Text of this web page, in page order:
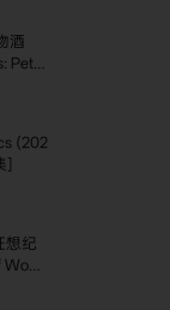
酒
Pet
(202
]
想纪